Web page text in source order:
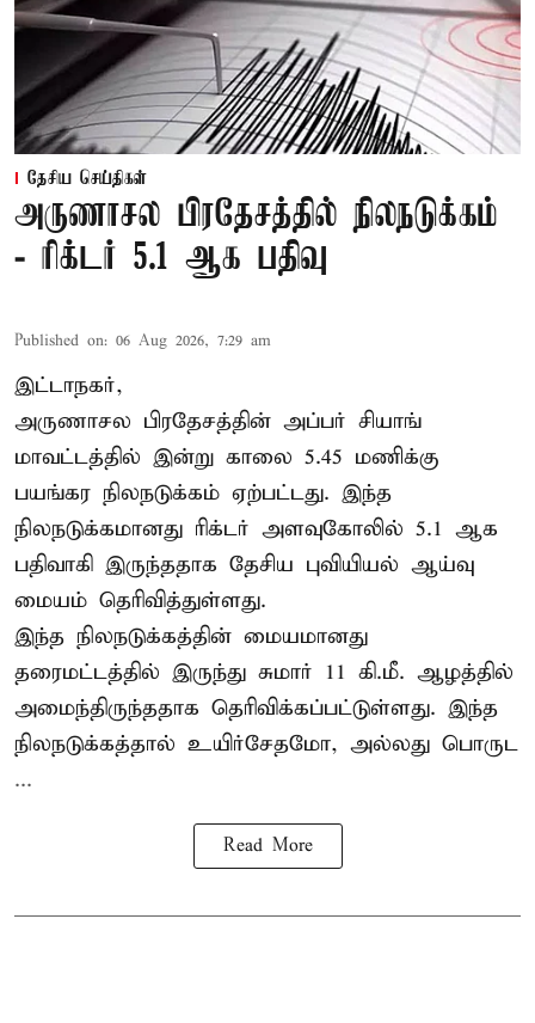
தேசிய செய்திகள்
அருணாசல பிரதேசத்தில் நிலநடுக்கம்
- ரிக்டர் 5.1 ஆக பதிவு
Published on: 06 Aug 2026, 7:29 am
இட்டாநகர்,
அருணாசல பிரதேசத்தின் அப்பர் சியாங்
மாவட்டத்தில் இன்று காலை 5.45 மணிக்கு
பயங்கர நிலநடுக்கம் ஏற்பட்டது. இந்த
நிலநடுக்கமானது ரிக்டர் அளவுகோலில் 5.1 ஆக
பதிவாகி இருந்ததாக தேசிய புவியியல் ஆய்வு
மையம் தெரிவித்துள்ளது.
இந்த நிலநடுக்கத்தின் மையமானது
தரைமட்டத்தில் இருந்து சுமார் 11 கி.மீ. ஆழத்தில்
அமைந்திருந்ததாக தெரிவிக்கப்பட்டுள்ளது. இந்த
நிலநடுக்கத்தால் உயிர்சேதமோ, அல்லது பொருட
...
Read More